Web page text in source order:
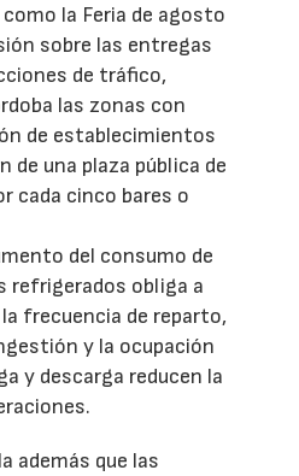
la Feria de agosto
sobre las entregas
de tráfico,
las zonas con
de establecimientos
de una plaza pública de
cada cinco bares o
del consumo de
refrigerados obliga a
frecuencia de reparto,
y la ocupación
y descarga reducen la
además que las